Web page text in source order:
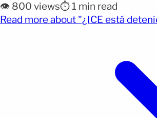
operativos realizados en Los
materiales incluyen videos de
👁️ 800 views⏱️ 1 min read
Read more about "¿ICE está